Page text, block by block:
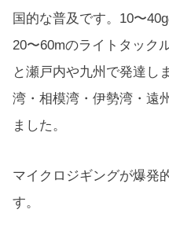
国的な普及です。10〜
20〜60mのライトタック
と瀬戸内や九州で発達し
湾・相模湾・伊勢湾・遠
ました。
マイクロジギングが爆発
す。